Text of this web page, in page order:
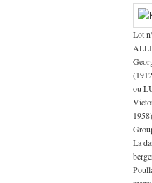
Lot
ou
La